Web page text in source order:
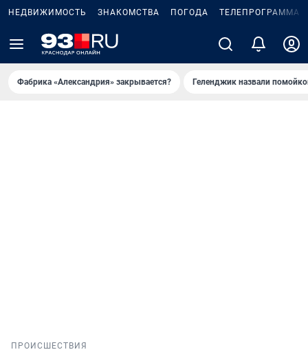
НЕДВИЖИМОСТЬ ЗНАКОМСТВА ПОГОДА ТЕЛЕПРОГРАММА
Фабрика «Александрия» закрывается? Геленджик назвали
ПРОИСШЕСТВИЯ